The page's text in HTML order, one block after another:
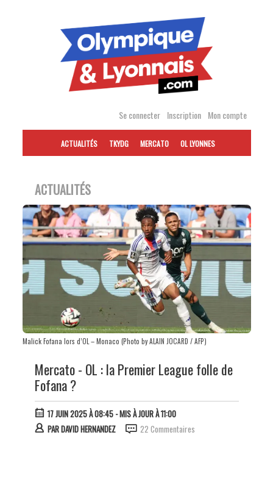
Se connecter Inscription Mon compte
ACTUALITÉS TKYDG MERCATO OL LYONNES
ACTUALITÉS
Malick Fofana lors d’OL – Monaco (Photo by ALAIN JOCARD / AFP)
Mercato - OL : la Premier League folle de
Fofana ?
17 JUIN 2025 À 08:45- MIS À JOUR À 11:00
PARDAVID HERNANDEZ 22 Commentaires